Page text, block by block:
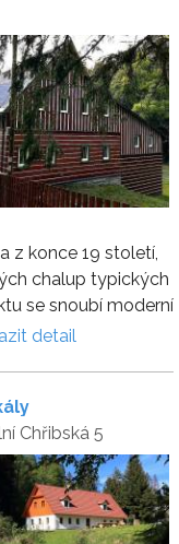
z konce 19 století,
chalup typických
se snoubí moderní
detail
Chřibská 5